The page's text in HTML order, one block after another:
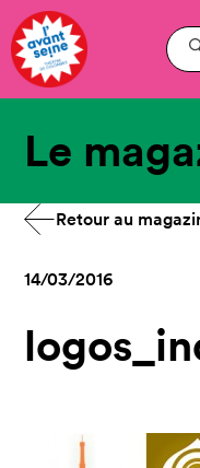
Le
Retour au
14/03/2016